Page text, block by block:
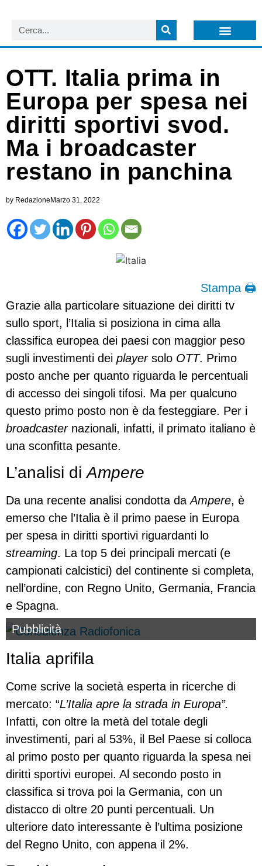
OTT. Italia prima in
Europa per spesa nei
diritti sportivi svod.
Ma i broadcaster
restano in panchina
by Redazione Marzo 31, 2022
Stampa 🖨
Grazie alla particolare situazione dei diritti tv
sullo sport, l’Italia si posiziona in cima alla
classifica europea dei paesi con maggior peso
sugli investimenti dei player solo OTT. Primo
posto anche per quanto riguarda le percentuali
di accesso dei singoli tifosi. Ma per qualcuno
questo primo posto non è da festeggiare. Per i
broadcaster nazionali, infatti, il primato italiano è
una sconfitta pesante.
L’analisi diAmpere
Da una recente analisi condotta daAmpere, è
emerso che l’Italia è il primo paese in Europa
per spesa in diritti sportivi riguardanti lo
streaming. La top 5 dei principali mercati (e
campionati calcistici) del continente si completa,
nell’ordine, con Regno Unito, Germania, Francia
e Spagna.
Pubblicità
Italia aprifila
Come scrive la società esperta in ricerche di
mercato: “L’Italia apre la strada in Europa”.
Infatti, con oltre la metà del totale degli
investimenti, pari al 53%, il Bel Paese si colloca
al primo posto per quanto riguarda la spesa nei
diritti sportivi europei. Al secondo posto in
classifica si trova poi la Germania, con un
distacco di oltre 20 punti percentuali. Un
ulteriore dato interessante è l’ultima posizione
del Regno Unito, con appena il 2%.